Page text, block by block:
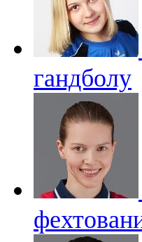
гандболу